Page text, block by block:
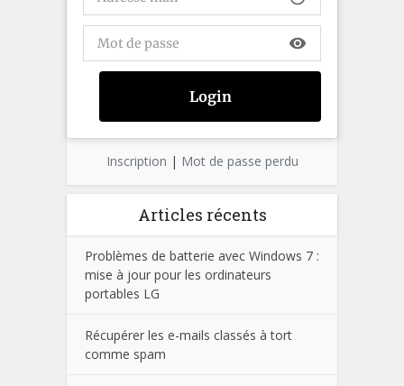
visibility
Inscription | Mot de passe perdu
Articles récents
Problèmes de batterie avec Windows 7 :
mise à jour pour les ordinateurs
portables LG
Récupérer les e-mails classés à tort
comme spam